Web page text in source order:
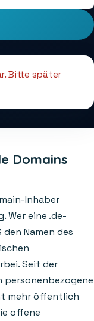
Bitte später
Domains
Inhaber
Wer eine .de-
Namen des
Seit der
personenbezogene
mehr öffentlich
offene